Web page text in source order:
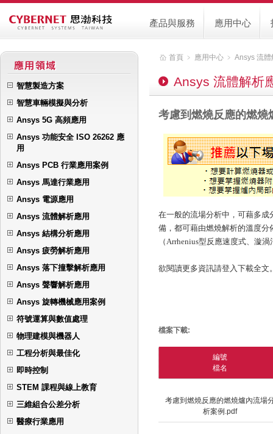
應用中心
產品與服務
智慧製造方案
智慧車輛模擬與分析
Ansys 5G 高頻應用
Ansys 功能安全 ISO 26262 應
用
Ansys PCB 行業應用案例
Ansys 馬達行業應用
Ansys 電源應用
Ansys 流體解析應用
Ansys 結構分析應用
Ansys 疲勞解析應用
Ansys 落下撞擊解析應用
Ansys 聲響解析應用
Ansys 旋轉機械應用案例
符號運算與數值處理
物理建模與機器人
工程分析與最佳化
即時控制
STEM 課程與線上教育
三維組合公差分析
醫療行業應用
首頁 ﹥ 應用中心 ﹥ Ansys 流
Ansys 流體解析
考慮到燃燒反應的燃燒
在一般的流場分析中，可藉多
備，都可藉由燃燒解析的溫度
（Arrhenius型反應速度式、漩
欲閱讀更多資訊請登入下載全文
檔案下載:
編號
檔名
考慮到燃燒反應的燃燒爐內流場
析案例.pdf